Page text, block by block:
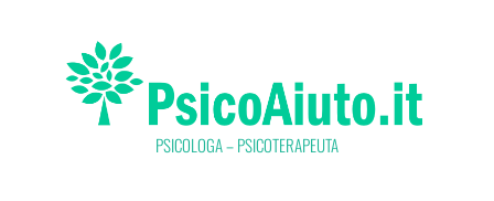
PSICOLOGA – PSICOTERAPEUTA